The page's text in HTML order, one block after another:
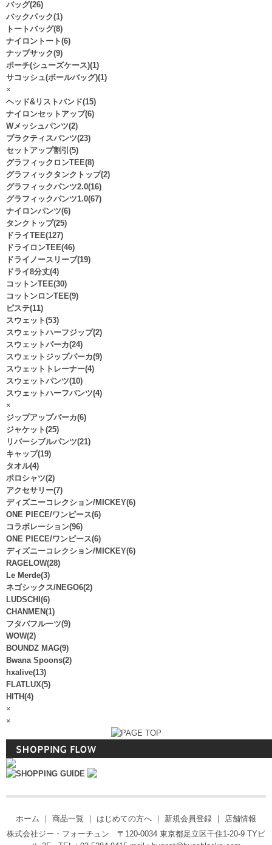
バッグ(26)
バックパック(1)
トートバッグ(8)
ナイロントート(6)
ナップサック(9)
ポーチ(シューズケース)(1)
サコッシュ(ボールバッグ)(1)
×
ヘッド&リストバンド(15)
ナイロンセットアップ(6)
Wメッシュパンツ(2)
プラクティスパンツ(23)
セットアップ割引(5)
グラフィックロンTEE(8)
グラフィックタンクトップ(2)
グラフィックパンツ2.0(16)
グラフィックパンツ1.0(67)
ナイロンパンツ(6)
タンクトップ(25)
ドライTEE(127)
ドライロンTEE(46)
ドライノースリーブ(19)
ドライ8分丈(4)
コットンTEE(30)
コットンロンTEE(9)
ピステ(11)
スウェット(53)
スウェットハーフジップ(2)
スウェットパーカ(24)
スウェットジップパーカ(9)
スウェットトレーナー(4)
スウェットパンツ(10)
スウェットハーフパンツ(4)
×
ジップアップパーカ(6)
ジャケット(25)
リバーシブルパンツ(21)
キャップ(19)
タオル(4)
ポロシャツ(2)
アクセサリー(7)
ディズニーコレクション/MICKEY(6)
ONE PIECE/ワンピース(6)
コラボレーション(96)
ONE PIECE/ワンピース(6)
ディズニーコレクション/MICKEY(6)
RAGELOW(28)
Le Merde(3)
ネゴシックス/NEGO6(2)
LUDSCHI(6)
CHANMEN(1)
フタバフルーツ(9)
WOW(2)
BOUNDZ MAG(9)
Bwana Spoons(2)
hxalive(13)
FLATLUX(5)
HITH(4)
×
×
ホーム 商品一覧 はじめての方へ 新規会員登録
店舗情報
株式会社ジー・フォーチュン 〒120-0034 東京都足立区千住1-20-9 TYビ